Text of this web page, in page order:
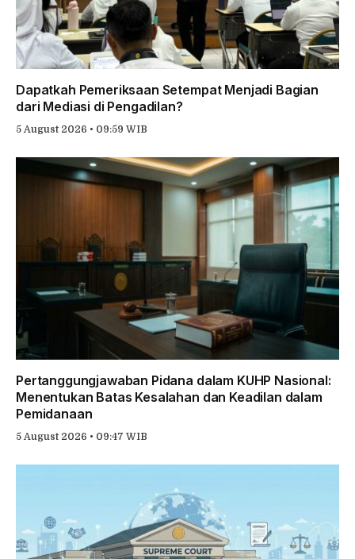
Dapatkah Pemeriksaan Setempat Menjadi Bagian
dari Mediasi di Pengadilan?
5 August 2026 • 09:59 WIB
Pertanggungjawaban Pidana dalam KUHP Nasional:
Menentukan Batas Kesalahan dan Keadilan dalam
Pemidanaan
5 August 2026 • 09:47 WIB